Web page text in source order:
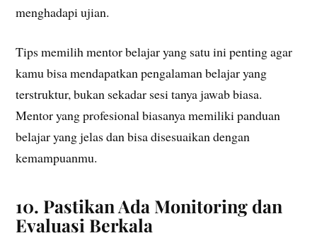
menghadapi ujian.
Tips memilih mentor belajar yang satu ini penting agar
kamu bisa mendapatkan pengalaman belajar yang
terstruktur, bukan sekadar sesi tanya jawab biasa.
Mentor yang profesional biasanya memiliki panduan
belajar yang jelas dan bisa disesuaikan dengan
kemampuanmu.
10. Pastikan Ada Monitoring dan
Evaluasi Berkala